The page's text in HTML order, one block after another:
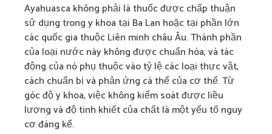
Ayahuasca không phải là thuốc được chấp thuận
sử dụng trong y khoa tại Ba Lan hoặc tại phần lớn
các quốc gia thuộc Liên minh châu Âu. Thành phần
của loại nước này không được chuẩn hóa, và tác
động của nó phụ thuộc vào tỷ lệ các loại thực vật,
cách chuẩn bị và phản ứng cá thể của cơ thể. Từ
góc độ y khoa, việc không kiểm soát được liều
lượng và độ tinh khiết của chất là một yếu tố nguy
cơ đáng kể.